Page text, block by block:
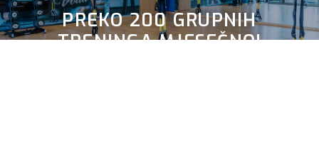
PREKO 200 GRUPNIH
TRENINGA MJESEČNO!